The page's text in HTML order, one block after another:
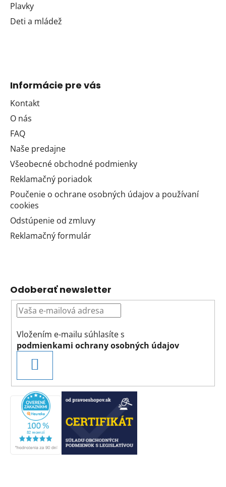
Plavky
Deti a mládež
Informácie pre vás
Kontakt
O nás
FAQ
Naše predajne
Všeobecné obchodné podmienky
Reklamačný poriadok
Poučenie o ochrane osobných údajov a používaní
cookies
Odstúpenie od zmluvy
Reklamačný formulár
Odoberať newsletter
Vložením e-mailu súhlasíte s
podmienkami ochrany osobných údajov
SA